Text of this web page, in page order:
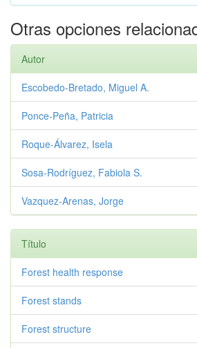
Otras opciones
Autor
Escobedo-Bretado, Miguel A.
Ponce-Peña, Patricia
Roque-Álvarez, Isela
Sosa-Rodríguez, Fabiola S.
Vazquez-Arenas, Jorge
Título
Forest health response
Forest stands
Forest structure